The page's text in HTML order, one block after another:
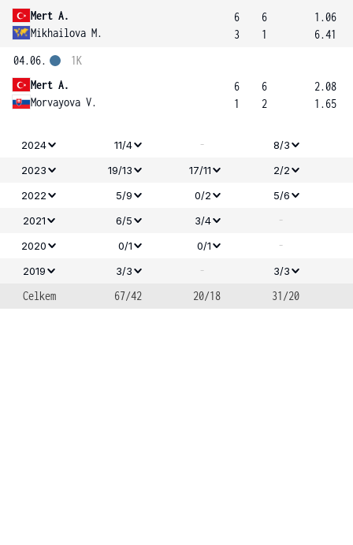
Mert A.
Mikhailova M.
6
3
6
1
1.06
6.41
04.06.
Mert A.
Morvayova V.
1K
6
1
6
2
2.08
1.65
2024 11/4 -
8/3
2023
19/13 17/11
2/2
2022
5/9 0/2
5/6
2021
6/5 3/4 -
2020 0/1 0/1 -
2019 3/3 - 3/3
Celkem 67/42 20/18 31/20